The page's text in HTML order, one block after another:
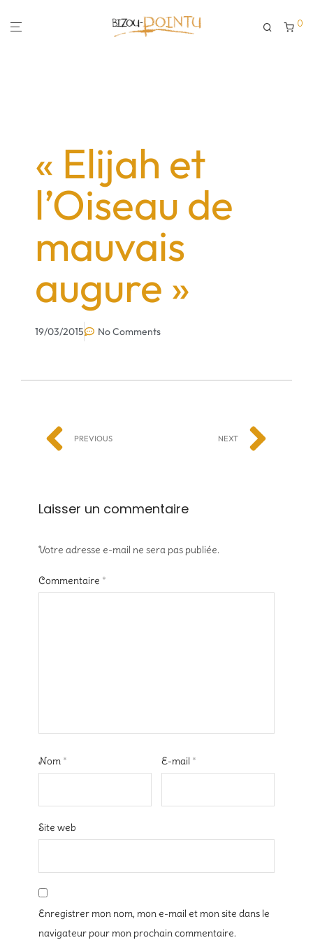
0
« Elijah et
l’Oiseau de
mauvais
augure »
19/03/2015 No Comments
PREVIOUS NEXT
Laisser un commentaire
Votre adresse e-mail ne sera pas publiée.
Commentaire *
Nom * E-mail *
Site web
Enregistrer mon nom, mon e-mail et mon site dans le
navigateur pour mon prochain commentaire.